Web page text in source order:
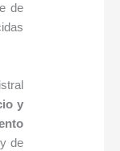
de
y
de